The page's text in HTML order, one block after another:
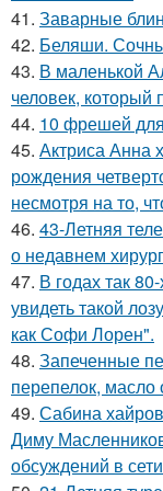
41. Заварные
42. Беляши.
43. В маленькой
человек, который
44. 10 фрешей
45. Актриса Анна
рождения
несмотря на то,
46. 43-Летняя
о недавнем
47. В годах так
увидеть такой
как Софи Лорен".
48. Запеченные
перепелок, масло
49. Сабина
Диму
обсуждений в